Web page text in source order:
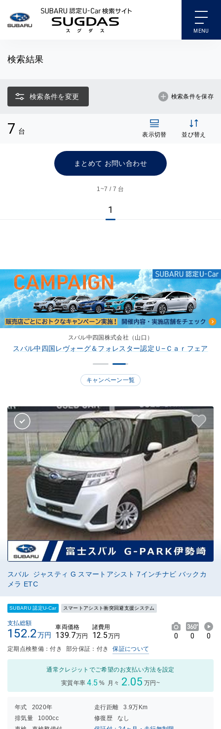
SUBARU 認定U-Car検索
検索結果
検索条件を変更 検索条件を保存
7 台 表示切替 並び替え
まとめて お問い合わせ
1~7 / 7 台
1
スバル中四国株式会社（山口）
スバル中四国レヴォーグ＆フォレスター認定Ｕ−Ｃａｒフェア
スバル九州株式会社（熊本）
スバル九州Ｕ−Ｃａｒサマーフェア開催！
キャンペーン一覧
スバル ジャスティ G スマートアシスト 7インチナビ バックカ
メラ ETC
SUBARU 認定U-Car スマートアシスト衝突回避支援システム
支払総額
152.2万円
車両価格
139.7万円
諸費用
12.5万円 0 0 0
定期点検整備：付き 部分保証：付き 保証について
通常クレジットでご希望のお支払い方法を設定
実質年率 4.5 % 月々 2.05 万円~
年式 2020年 走行距離
3.9万Km
排気量
1000cc 修復歴
なし